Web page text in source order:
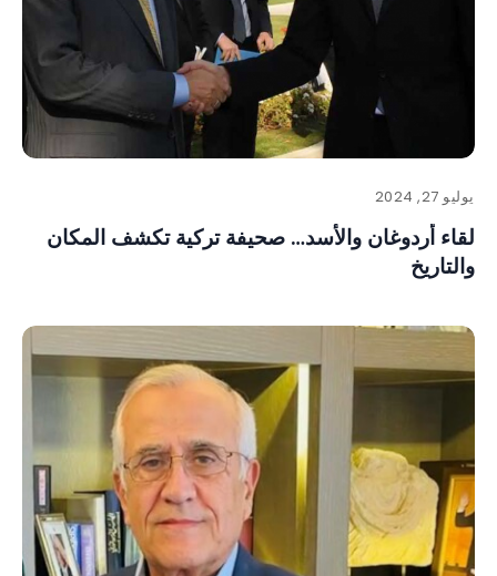
يوليو 27, 2024
لقاء أردوغان والأسد… صحيفة تركية تكشف المكان
والتاريخ